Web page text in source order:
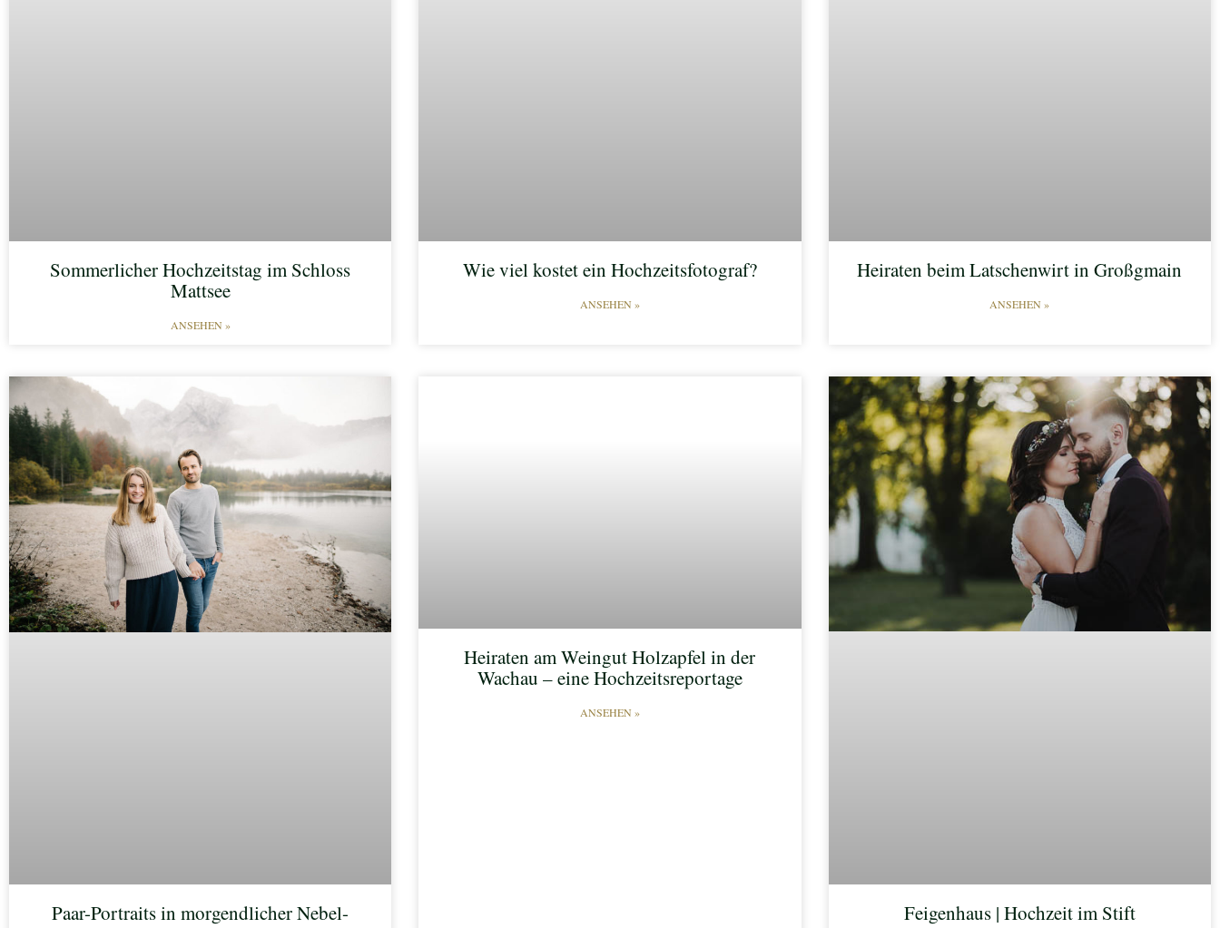
Sommerlicher Hochzeitstag im Schloss
Mattsee
ANSEHEN »
Wie viel kostet ein Hochzeitsfotograf?
ANSEHEN »
Heiraten beim Latschenwirt in Großgmain
ANSEHEN »
Paar-Portraits in morgendlicher Nebel-
Heiraten am Weingut Holzapfel in der
Wachau – eine Hochzeitsreportage
ANSEHEN »
Feigenhaus | Hochzeit im Stift